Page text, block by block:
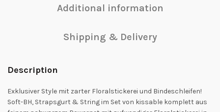
Additional information
Shipping & Delivery
Description
Exklusiver Style mit zarter Floralstickerei und Bindeschleifen!
Soft-BH, Strapsgurt & String im Set von kissable komplett aus